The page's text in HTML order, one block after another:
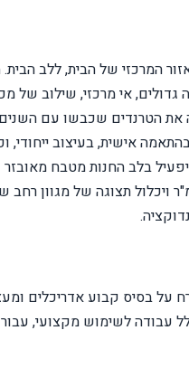
המרכזי של הבית, ללב
גדולים, אי מרכזי, שילוב
את הטרנדים שכבשו עם
אישית, בעיצוב
בלב החנות מטבח
משתרע על פני כ-400 מ"ר ויכלול
על בסיס קבוע אדריכלים
עבודה לשימוש מקצועי,